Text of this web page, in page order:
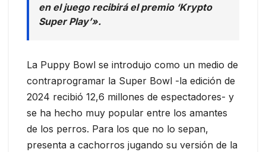
en el juego recibirá el premio ‘Krypto
Super Play’».
La Puppy Bowl se introdujo como un medio de
contraprogramar la Super Bowl -la edición de
2024 recibió 12,6 millones de espectadores- y
se ha hecho muy popular entre los amantes
de los perros. Para los que no lo sepan,
presenta a cachorros jugando su versión de la